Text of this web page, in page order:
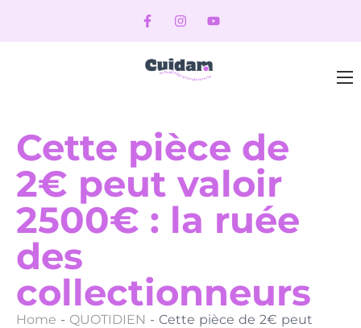
Cette pièce de
2€ peut valoir
2500€ : la ruée
des
collectionneurs
Home - QUOTIDIEN - Cette pièce de 2€ peut